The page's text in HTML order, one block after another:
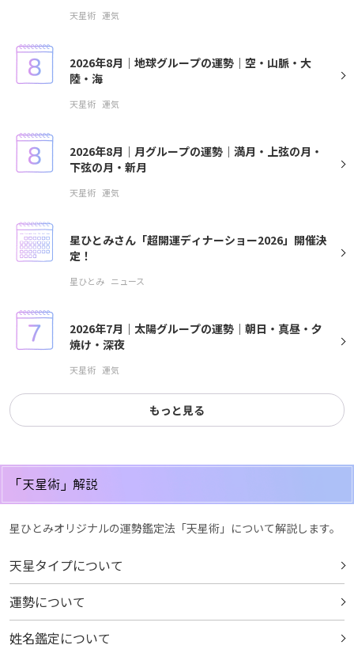
天星術 運気
2026年8月｜地球グループの運勢｜空・山脈・大
陸・海
天星術 運気
2026年8月｜月グループの運勢｜満月・上弦の月・
下弦の月・新月
天星術 運気
星ひとみさん「超開運ディナーショー2026」開催決
定！
星ひとみ ニュース
2026年7月｜太陽グループの運勢｜朝日・真昼・夕
焼け・深夜
天星術 運気
もっと見る
「天星術」解説
星ひとみオリジナルの運勢鑑定法「天星術」について解説します。
天星タイプについて
運勢について
姓名鑑定について